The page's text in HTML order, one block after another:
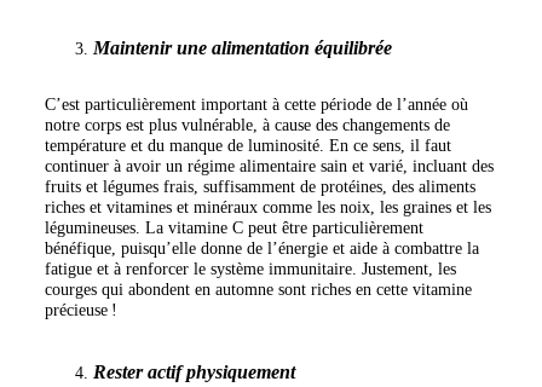
Maintenir une alimentation équilibrée
C’est particulièrement important à cette période de l’année où
notre corps est plus vulnérable, à cause des changements de
température et du manque de luminosité. En ce sens, il faut
continuer à avoir un régime alimentaire sain et varié, incluant des
fruits et légumes frais, suffisamment de protéines, des aliments
riches et vitamines et minéraux comme les noix, les graines et les
légumineuses. La vitamine C peut être particulièrement
bénéfique, puisqu’elle donne de l’énergie et aide à combattre la
fatigue et à renforcer le système immunitaire. Justement, les
courges qui abondent en automne sont riches en cette vitamine
précieuse !
Rester actif physiquement